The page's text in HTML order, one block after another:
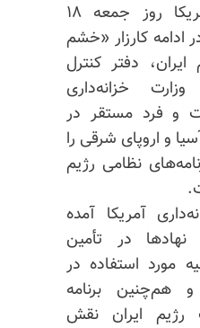
وزارت خزانه‌داری آمریکا روز جمعه ۱۸
ادامه کارزار «خشم
دفتر کنترل
خزانه‌داری
۱۰شرکت و فرد مستقر در
و اروپای شرقی را
نظامی رژیم
آمریکا آمده
در تأمین
مورد استفاده در
هم‌چنین برنامه
رژیم ایران نقش